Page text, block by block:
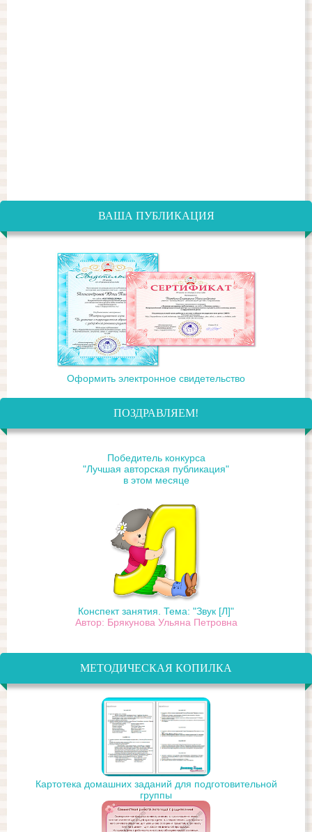
ВАША ПУБЛИКАЦИЯ
Оформить электронное свидетельство
ПОЗДРАВЛЯЕМ!
Победитель конкурса
"Лучшая авторская публикация"
в этом месяце
Конспект занятия. Тема: "Звук [Л]"
Автор: Брякунова Ульяна Петровна
МЕТОДИЧЕСКАЯ КОПИЛКА
Картотека домашних заданий для подготовительной
группы